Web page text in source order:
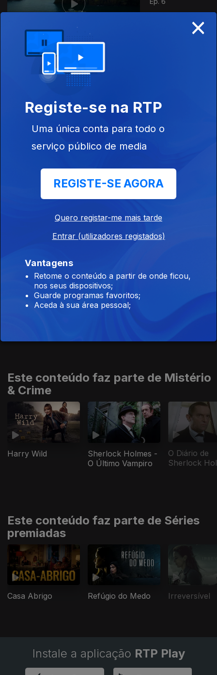
Ep. 8
914157
Este conteúdo faz parte de Séries
Salto de Fé Odisseia
Este conteúdo faz parte de Mistério
& Crime
Harry Wild
Sherlock Holmes -
O Último Vampiro
O Diário de
Sherlock
Este conteúdo faz parte de Séries
premiadas
Casa Abrigo Refúgio do Medo Irreversível
Instale a aplicação RTP Play
×
Registe-se na RTP
Uma única conta para todo o
serviço público de media
REGISTE-SE AGORA
Quero registar-me mais tarde
Entrar (utilizadores registados)
Vantagens
Retome o conteúdo a partir de onde ficou,
nos seus dispositivos;
Guarde programas favoritos;
Aceda à sua área pessoal;